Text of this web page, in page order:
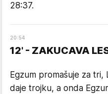
28:37.
20:54
12' - ZAKUCAVA
Egzum promašuje za tri,
daje trojku, a onda